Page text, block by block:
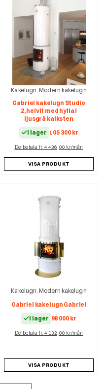
Kakelugn Modern kakelugn
Gabriel kakelugn Studio
2, helvit med hylla i
ljusgrå kalksten
I lager 105 300 kr
Delbetala fr. 4 436,00 kr/mån
VISA PRODUKT
Kakelugn, Modern kakelugn
Gabriel kakelugn Gabriel
I lager 98 000 kr
Delbetala fr. 4 132,00 kr/mån
VISA PRODUKT